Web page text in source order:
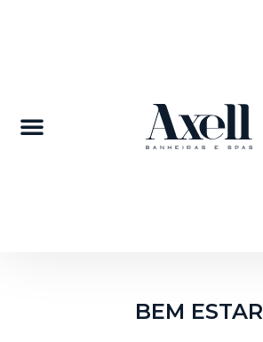
BEM ESTAR